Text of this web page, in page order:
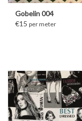
Gobelin 004
€15 per meter